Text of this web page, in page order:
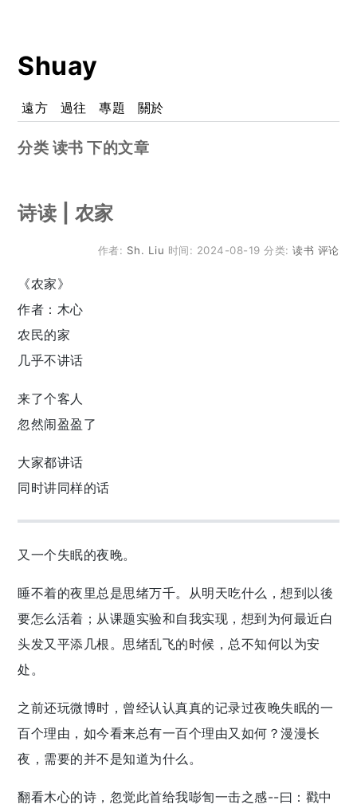
Shuay
遠方 過往 專題 關於
分类 读书 下的文章
诗读 | 农家
作者: Sh. Liu 时间: 2024-08-19 分类:读书 评论
《农家》
作者：木心
农民的家
几乎不讲话
来了个客人
忽然闹盈盈了
大家都讲话
同时讲同样的话
又一个失眠的夜晚。
睡不着的夜里总是思绪万千。从明天吃什么，想到以後
要怎么活着；从课题实验和自我实现，想到为何最近白
头发又平添几根。思绪乱飞的时候，总不知何以为安
处。
之前还玩微博时，曾经认认真真的记录过夜晚失眠的一
百个理由，如今看来总有一百个理由又如何？漫漫长
夜，需要的并不是知道为什么。
翻看木心的诗，忽觉此首给我嘭訇一击之感--曰：戳中